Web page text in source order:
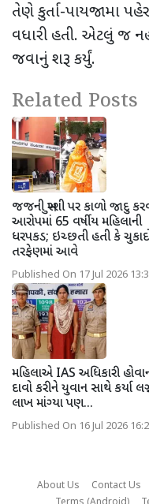
તેણે કુર્તા-પાયજામા
વધારી હતી. એટલું જ
જવાનું શરૂ કર્યું.
Related Posts
જજની ખુરશી પર કાળો જાદુ
આરોપમાં 65 વર્ષીય મહિલાની
ધરપકડ; ઇચ્છતી હતી કે
તરફેણમાં આવે
Published On 17 Jul 2026
મહિલાએ IAS અધિકારી
દાવો કરીને યુવાન સાથે કર્યા
લાખ માંગ્યા પણ...
Published On 16 Jul 2026
About Us Contact Us